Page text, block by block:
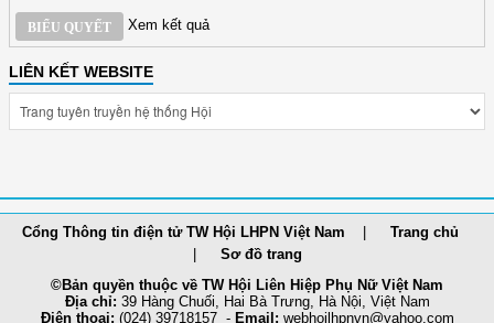
BIỂU QUYẾT Xem kết quả
LIÊN KẾT WEBSITE
Cổng Thông tin điện tử TW Hội LHPN Việt Nam
Trang chủ
Sơ đồ trang
©Bản quyền thuộc về TW Hội Liên Hiệp Phụ Nữ Việt Nam
Địa chỉ: 39 Hàng Chuối, Hai Bà Trưng, Hà Nội, Việt Nam
Điện thoại: (024) 39718157 - Email: webhoilhpnvn@yahoo.com